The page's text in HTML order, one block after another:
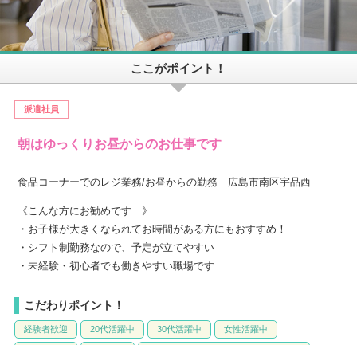
ここがポイント！
派遣社員
朝はゆっくりお昼からのお仕事です
食品コーナーでのレジ業務/お昼からの勤務 広島市南区宇品西
《こんな方にお勧めです 》
・お子様が大きくなられてお時間がある方にもおすすめ！
・シフト制勤務なので、予定が立てやすい
・未経験・初心者でも働きやすい職場です
こだわりポイント！
経験者歓迎 20代活躍中 30代活躍中 女性活躍中